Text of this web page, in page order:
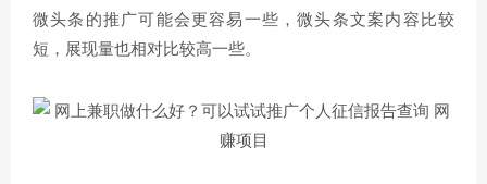
微头条的推广可能会更容易一些，微头条文案内容比较
短，展现量也相对比较高一些。